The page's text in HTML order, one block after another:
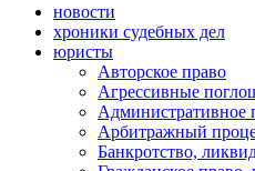
новости
хроники судебных дел
юристы
Авторское право
Агрессивные
Административное
Арбитражный
Банкротство,